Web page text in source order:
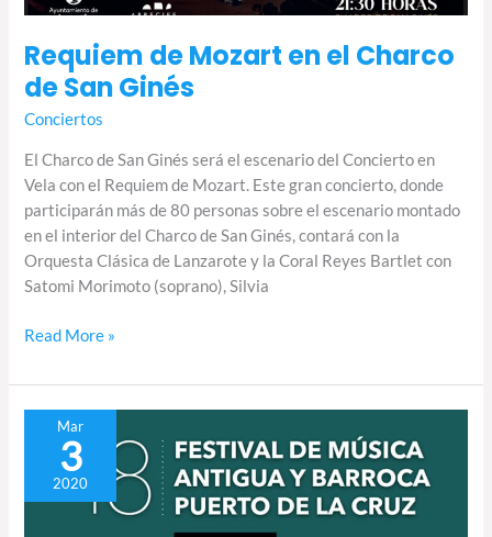
Requiem de Mozart en el Charco
de San Ginés
Conciertos
El Charco de San Ginés será el escenario del Concierto en
Vela con el Requiem de Mozart. Este gran concierto, donde
participarán más de 80 personas sobre el escenario montado
en el interior del Charco de San Ginés, contará con la
Orquesta Clásica de Lanzarote y la Coral Reyes Bartlet con
Satomi Morimoto (soprano), Silvia
Read More »
Mar
3
2020
Qvinta
Essençia
inaugura